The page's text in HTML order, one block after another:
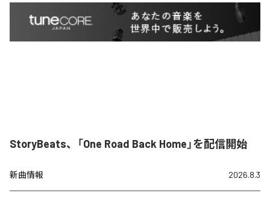
StoryBeats、「One Road Back Home」を配信開始
新曲情報 2026.8.3